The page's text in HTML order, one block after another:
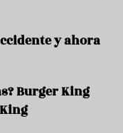
y ahora
Burger King